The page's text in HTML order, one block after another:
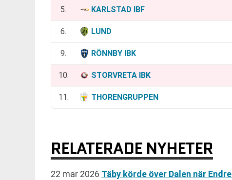
5. KARLSTAD IBF
6. LUND
9. RÖNNBY IBK
10. STORVRETA IBK
11. THORENGRUPPEN
RELATERADE NYHETER
22 mar 2026 Täby körde över Dalen när